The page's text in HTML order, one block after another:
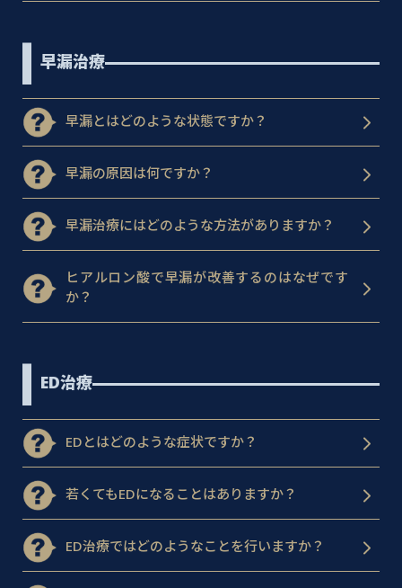
早漏治療
早漏とはどのような状態ですか？
早漏の原因は何ですか？
早漏治療にはどのような方法がありますか？
ヒアルロン酸で早漏が改善するのはなぜです
か？
ED治療
EDとはどのような症状ですか？
若くてもEDになることはありますか？
ED治療ではどのようなことを行いますか？